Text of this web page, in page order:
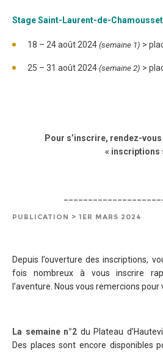
Stage Saint-Laurent-de-Chamousset
18 – 24 août 2024 (semaine 1) >
25 – 31 août 2024 (semaine 2) >
Pour s’inscrire, rendez-
« inscriptions
PUBLICATION > 1ER MARS 2024
Depuis l’ouverture des inscriptions,
fois nombreux à vous inscrire
l’aventure. Nous vous remercions
La semaine n°2 du Plateau
Des places sont encore disponibles